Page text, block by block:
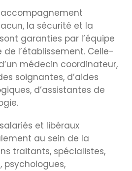
la sécurité et la
garanties par l’équipe
l’établissement. Celle-
médecin coordinateur,
soignantes, d’aides
d’assistantes de
et libéraux
au sein de la
traitants, spécialistes,
psychologues,